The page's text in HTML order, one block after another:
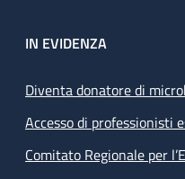
IN EVIDENZA
Diventa donatore di
Accesso di professionisti
Comitato Regionale per